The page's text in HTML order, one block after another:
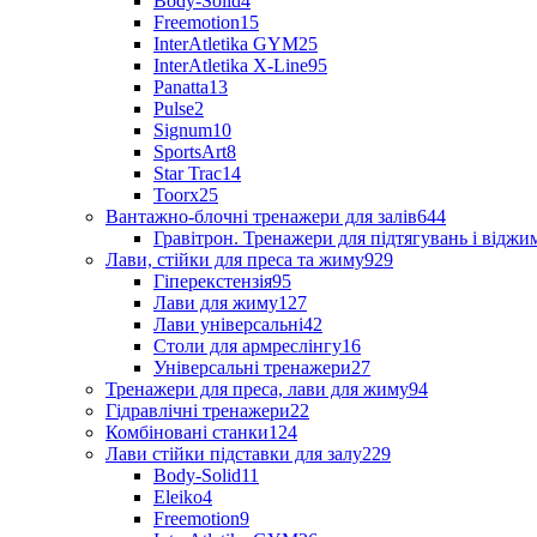
Freemotion15
InterAtletika GYM25
InterAtletika X-Line95
Panatta13
Pulse2
Signum10
SportsArt8
Star Trac14
Toorx25
Вантажно-блочні тренажери для залів644
Гравітрон. Тренажери для підтягувань і
Лави, стійки для преса та жиму929
Гіперекстензія95
Лави для жиму127
Лави універсальні42
Столи для армреслінгу16
Універсальні тренажери27
Тренажери для преса, лави для жиму94
Гідравлічні тренажери22
Комбіновані станки124
Лави стійки підставки для залу229
Body-Solid11
Eleiko4
Freemotion9